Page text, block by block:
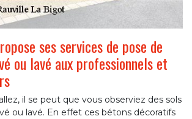
ses services de pose de
ou lavé aux professionnels et
il se peut que vous observiez des sols
ou lavé. En effet ces bétons décoratifs